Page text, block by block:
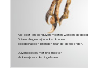
Alle post- en sierduiven moeten worden gedood.
Duiven vliegen vrij rond en kunnen
boodschappen brengen naar de geallieerden.
Duivenpootjes mét ring moeten
als bewijs worden ingeleverd.